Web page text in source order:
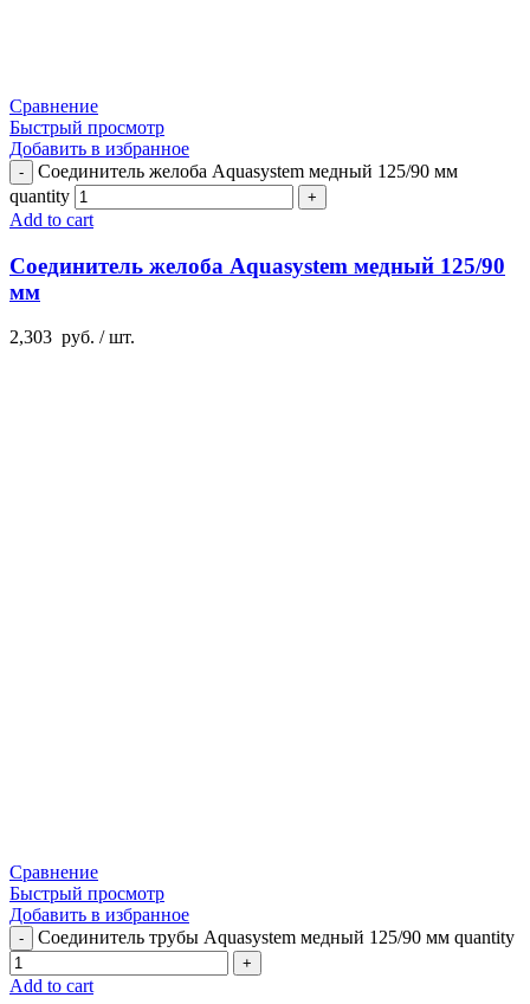
Сравнение
Быстрый просмотр
Добавить в избранное
Соединитель желоба Aquasystem медный 125/90 мм
quantity
Add to cart
Соединитель желоба Aquasystem медный 125/90
мм
2,303 руб. / шт.
Сравнение
Быстрый просмотр
Добавить в избранное
Соединитель трубы Aquasystem медный 125/90 мм quantity
Add to cart